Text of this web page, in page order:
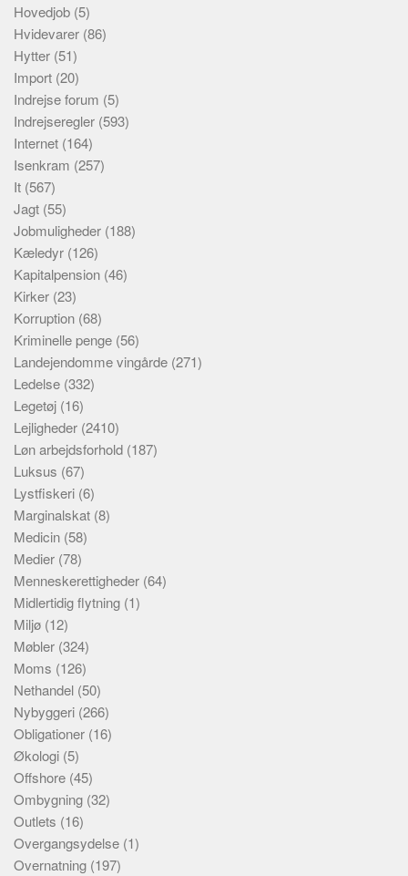
Hovedjob (5)
Hvidevarer (86)
Hytter (51)
Import (20)
Indrejse forum (5)
Indrejseregler (593)
Internet (164)
Isenkram (257)
It (567)
Jagt (55)
Jobmuligheder (188)
Kæledyr (126)
Kapitalpension (46)
Kirker (23)
Korruption (68)
Kriminelle penge (56)
Landejendomme vingårde (271)
Ledelse (332)
Legetøj (16)
Lejligheder (2410)
Løn arbejdsforhold (187)
Luksus (67)
Lystfiskeri (6)
Marginalskat (8)
Medicin (58)
Medier (78)
Menneskerettigheder (64)
Midlertidig flytning (1)
Miljø (12)
Møbler (324)
Moms (126)
Nethandel (50)
Nybyggeri (266)
Obligationer (16)
Økologi (5)
Offshore (45)
Ombygning (32)
Outlets (16)
Overgangsydelse (1)
Overnatning (197)